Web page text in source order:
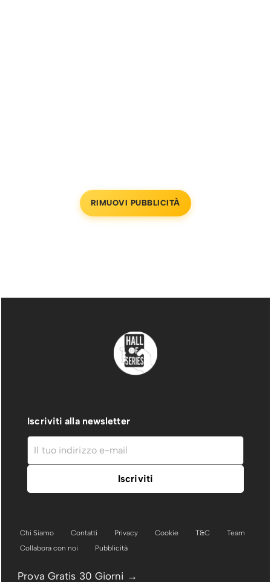
RIMUOVI PUBBLICITÀ
Iscriviti alla newsletter
Chi Siamo Contatti Privacy Cookie T&C
Team
Collabora con noi
Pubblicità
Prova Gratis 30 Giorni →